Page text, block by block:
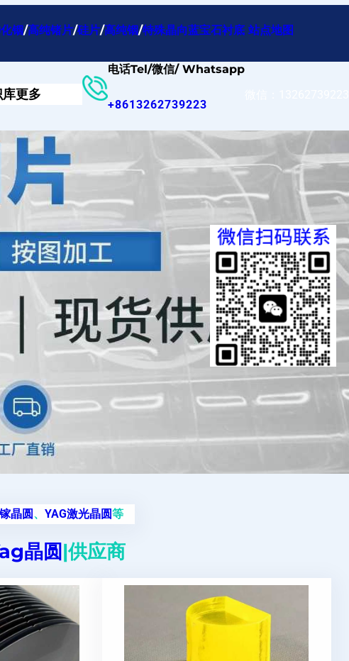
铟/高纯锗片/硅片/高纯铟/特殊晶向蓝宝石衬底 站点地图
库更多
电话Tel/微信/ Whatsapp
+8613262739223
晶圆、 YAG激光晶圆等
晶圆|供应商